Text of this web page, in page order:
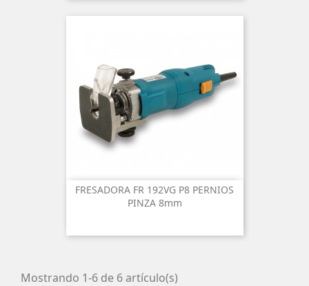
FRESADORA FR 192VG P8 PERNIOS
PINZA 8mm
Mostrando 1-6 de 6 artículo(s)